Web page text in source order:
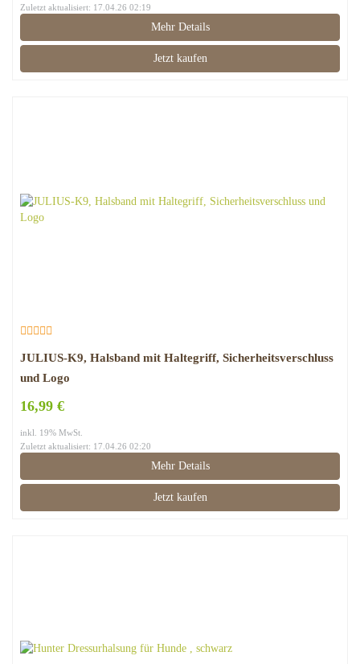
Zuletzt aktualisiert: 17.04.26 02:19
Mehr Details
Jetzt kaufen
JULIUS-K9, Halsband mit Haltegriff, Sicherheitsverschluss
und Logo
16,99 €
inkl. 19% MwSt.
Zuletzt aktualisiert: 17.04.26 02:20
Mehr Details
Jetzt kaufen